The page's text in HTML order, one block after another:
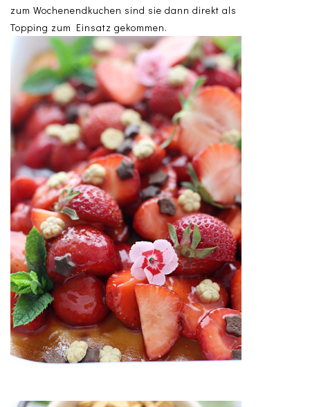
zum Wochenendkuchen sind sie dann direkt als
Topping zum Einsatz gekommen.